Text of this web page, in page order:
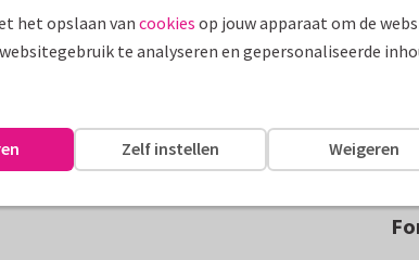
het opslaan van cookies op jouw apparaat om de
te analyseren en gepersonaliseerde
Weigeren
Zelf instellen